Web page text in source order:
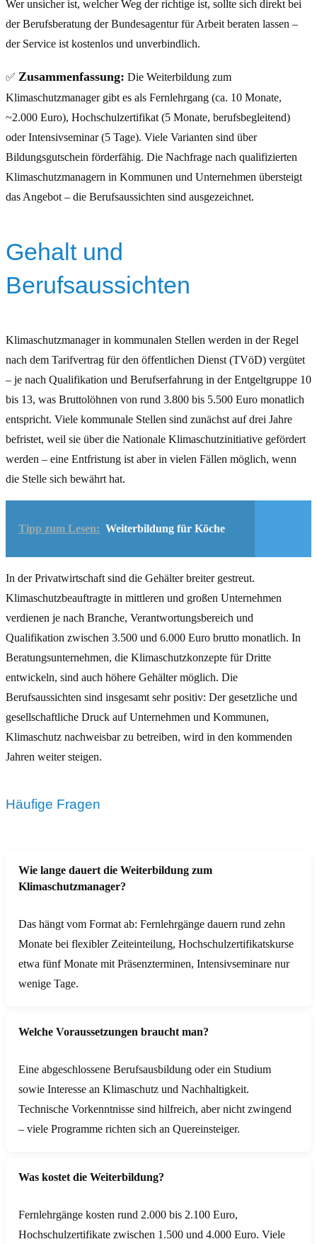
Wer unsicher ist, welcher Weg der richtige ist, sollte sich direkt bei
der Berufsberatung der Bundesagentur für Arbeit beraten lassen –
der Service ist kostenlos und unverbindlich.
✅ Zusammenfassung: Die Weiterbildung zum
Klimaschutzmanager gibt es als Fernlehrgang (ca. 10 Monate,
~2.000 Euro), Hochschulzertifikat (5 Monate, berufsbegleitend)
oder Intensivseminar (5 Tage). Viele Varianten sind über
Bildungsgutschein förderfähig. Die Nachfrage nach qualifizierten
Klimaschutzmanagern in Kommunen und Unternehmen übersteigt
das Angebot – die Berufsaussichten sind ausgezeichnet.
Gehalt und
Berufsaussichten
Klimaschutzmanager in kommunalen Stellen werden in der Regel
nach dem Tarifvertrag für den öffentlichen Dienst (TVöD) vergütet
– je nach Qualifikation und Berufserfahrung in der Entgeltgruppe 10
bis 13, was Bruttolöhnen von rund 3.800 bis 5.500 Euro monatlich
entspricht. Viele kommunale Stellen sind zunächst auf drei Jahre
befristet, weil sie über die Nationale Klimaschutzinitiative gefördert
werden – eine Entfristung ist aber in vielen Fällen möglich, wenn
die Stelle sich bewährt hat.
Tipp zum Lesen: Weiterbildung für Köche
In der Privatwirtschaft sind die Gehälter breiter gestreut.
Klimaschutzbeauftragte in mittleren und großen Unternehmen
verdienen je nach Branche, Verantwortungsbereich und
Qualifikation zwischen 3.500 und 6.000 Euro brutto monatlich. In
Beratungsunternehmen, die Klimaschutzkonzepte für Dritte
entwickeln, sind auch höhere Gehälter möglich. Die
Berufsaussichten sind insgesamt sehr positiv: Der gesetzliche und
gesellschaftliche Druck auf Unternehmen und Kommunen,
Klimaschutz nachweisbar zu betreiben, wird in den kommenden
Jahren weiter steigen.
Häufige Fragen
Wie lange dauert die Weiterbildung zum
Klimaschutzmanager?
Das hängt vom Format ab: Fernlehrgänge dauern rund zehn
Monate bei flexibler Zeiteinteilung, Hochschulzertifikatskurse
etwa fünf Monate mit Präsenzterminen, Intensivseminare nur
wenige Tage.
Welche Voraussetzungen braucht man?
Eine abgeschlossene Berufsausbildung oder ein Studium
sowie Interesse an Klimaschutz und Nachhaltigkeit.
Technische Vorkenntnisse sind hilfreich, aber nicht zwingend
– viele Programme richten sich an Quereinsteiger.
Was kostet die Weiterbildung?
Fernlehrgänge kosten rund 2.000 bis 2.100 Euro,
Hochschulzertifikate zwischen 1.500 und 4.000 Euro. Viele